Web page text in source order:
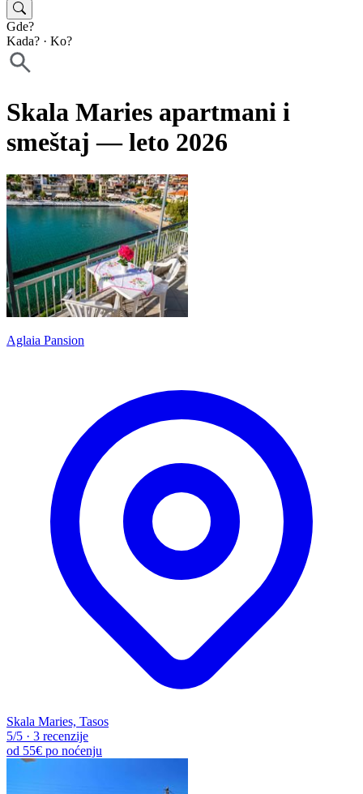
Gde?
Kada? · Ko?
Skala Maries apartmani i
smeštaj — leto 2026
Aglaia Pansion
Skala Maries, Tasos
5/5 · 3 recenzije
od 55€ po noćenju